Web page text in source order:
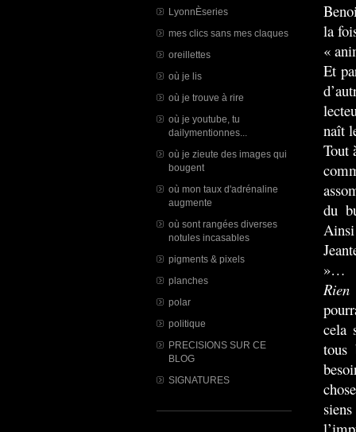
LyonnÈseries
mes clics sans mes claques
oreillettes
où je lis
où je trouve à rire
où je youtube, tu
dailymentionnes...
où je zieute des images qui
bougent
où mon taux d'adrénaline
augmente
où sont rangées diverses
notules incasables
pigments & pixels
planches
polar
politique
PRECISIONS SUR CE
BLOG
SIGNATURES
la
«
Et
naît
Tout
du
Ainsi
»…
Rien
cela
tous